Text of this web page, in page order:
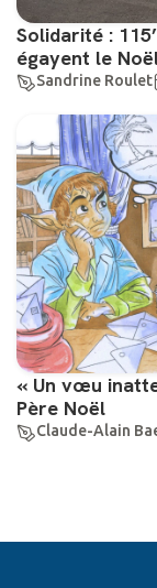
Solidarité :
égayent le
Sandrine Roulet
« Un vœu
Père Noël
Claude-Alain